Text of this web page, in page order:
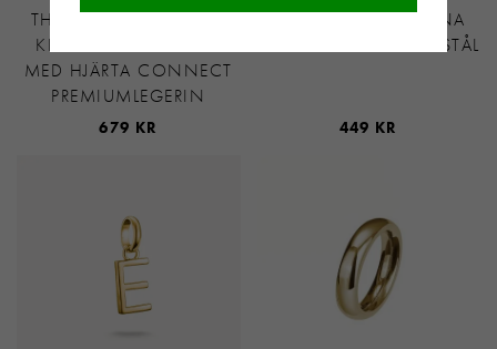
THOMAS SABO HELLO
KITTY CHARM ÄNGEL
MED HJÄRTA CONNECT
PREMIUMLEGERIN
679 KR
ASTRID&AGNES ALINA
RING GULDPLÄTERAT STÅL
449 KR